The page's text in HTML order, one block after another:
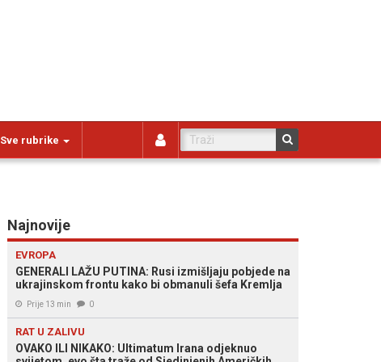
Sve rubrike
Najnovije
EVROPA
GENERALI LAŽU PUTINA: Rusi izmišljaju pobjede na
ukrajinskom frontu kako bi obmanuli šefa Kremlja
Prije 13 min 0
RAT U ZALIVU
OVAKO ILI NIKAKO: Ultimatum Irana odjeknuo